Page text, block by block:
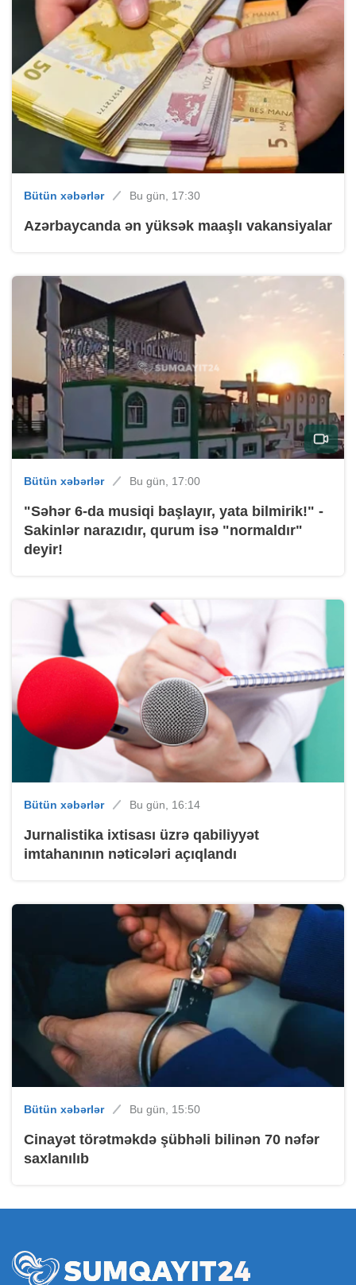
Bütün xəbərlər Bu gün, 17:30
Azərbaycanda ən yüksək maaşlı vakansiyalar
Bütün xəbərlər Bu gün, 17:00
"Səhər 6-da musiqi başlayır, yata bilmirik!" -
Sakinlər narazıdır, qurum isə "normaldır"
deyir!
Bütün xəbərlər Bu gün, 16:14
Jurnalistika ixtisası üzrə qabiliyyət
imtahanının nəticələri açıqlandı
Bütün xəbərlər Bu gün, 15:50
Cinayət törətməkdə şübhəli bilinən 70 nəfər
saxlanılıb